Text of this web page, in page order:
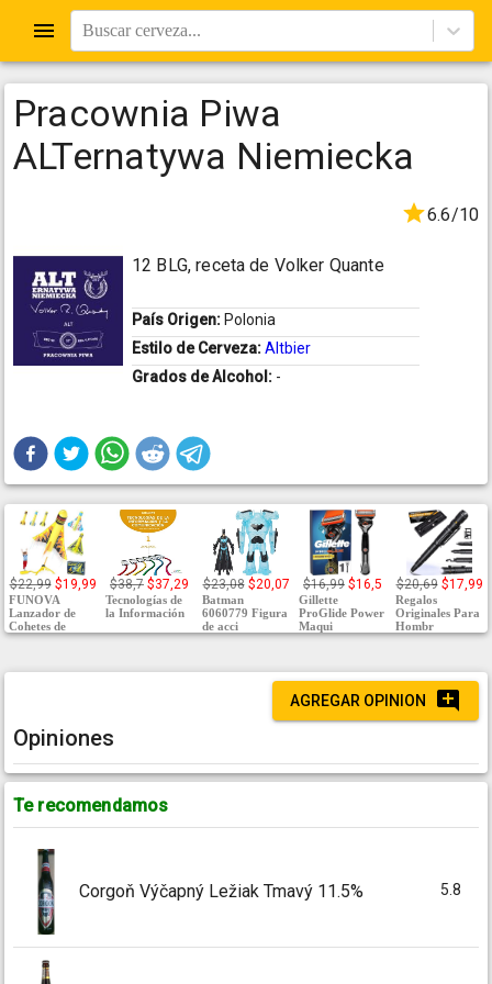
Buscar cerveza...
Pracownia Piwa
ALTernatywa Niemiecka
6.6/10
12 BLG, receta de Volker Quante
País Origen: Polonia
Estilo de Cerveza:Altbier
Grados de Alcohol: -
$22,99 $19,99
FUNOVA
Lanzador de
Cohetes de
$38,7 $37,29
Tecnologías de
la Información
$23,08 $20,07
Batman
6060779 Figura
de acci
$16,99 $16,5
Gillette
ProGlide Power
Maqui
$20,69 $17,99
Regalos
Originales Para
Hombr
AGREGAR OPINION
Opiniones
Te recomendamos
Corgoň Výčapný Ležiak Tmavý 11.5% 5.8